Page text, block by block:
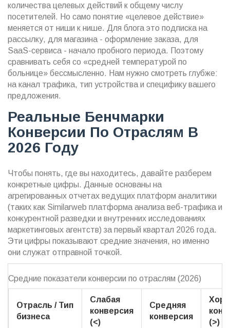
количества целевых действий к общему числу
посетителей. Но само понятие «целевое действие»
меняется от ниши к нише. Для блога это подписка на
рассылку, для магазина - оформление заказа, для
SaaS-сервиса - начало пробного периода. Поэтому
сравнивать себя со «средней температурой по
больнице» бессмысленно. Нам нужно смотреть глубже:
на канал трафика, тип устройства и специфику вашего
предложения.
Реальные Бенчмарки
Конверсии По Отраслям В
2026 Году
Чтобы понять, где вы находитесь, давайте разберем
конкретные цифры. Данные основаны на
агрегированных отчетах ведущих платформ аналитики
(таких как Similarweb платформа анализа веб-трафика и
конкурентной разведки и внутренних исследованиях
маркетинговых агентств) за первый квартал 2026 года.
Эти цифры показывают средние значения, но именно
они служат отправной точкой.
Средние показатели конверсии по отраслям (2026)
Отрасль / Тип
бизнеса
Слабая
конверсия
(<)
Средняя
конверсия
(>)